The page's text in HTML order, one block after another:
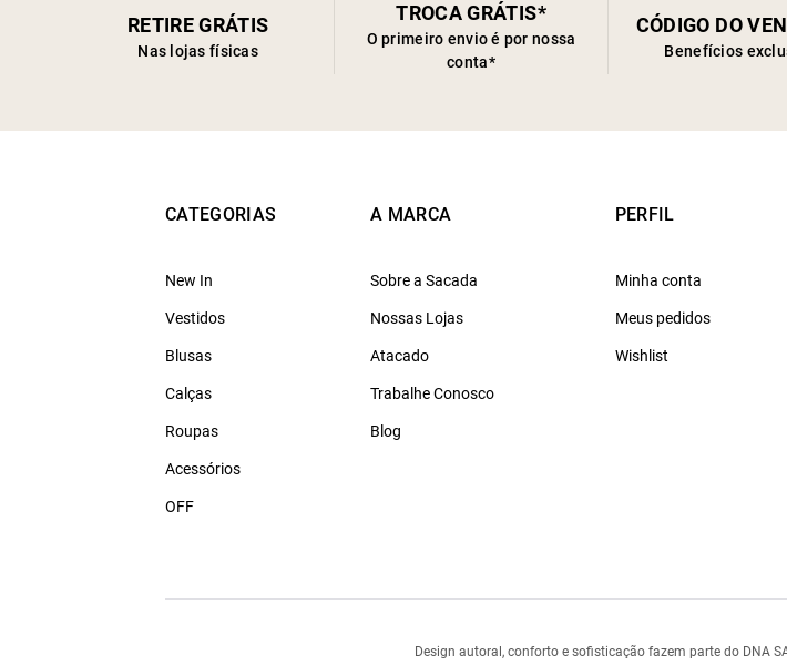
RETIRE GRÁTIS
Nas lojas físicas
TROCA GRÁTIS*
O primeiro envio é por nossa
conta*
CÓDIGO DO
Benefícios
CATEGORIAS
New In
Vestidos
Blusas
Calças
Roupas
Acessórios
OFF
A MARCA
Sobre a Sacada
Nossas Lojas
Atacado
Trabalhe Conosco
Blog
PERFIL
Minha conta
Meus pedidos
Wishlist
Design autoral, conforto e sofisticação fazem parte do DNA